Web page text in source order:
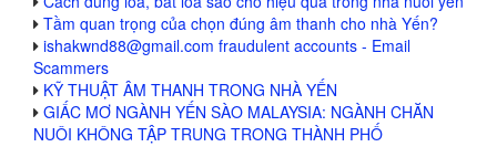
Tầm quan trọng của chọn đúng âm thanh cho nhà Yến?
ishakwnd88@gmail.com fraudulent accounts - Email
Scammers
KỸ THUẬT ÂM THANH TRONG NHÀ YẾN
GIẤC MƠ NGÀNH YẾN SÀO MALAYSIA: NGÀNH CHĂN
NUÔI KHÔNG TẬP TRUNG TRONG THÀNH PHỐ